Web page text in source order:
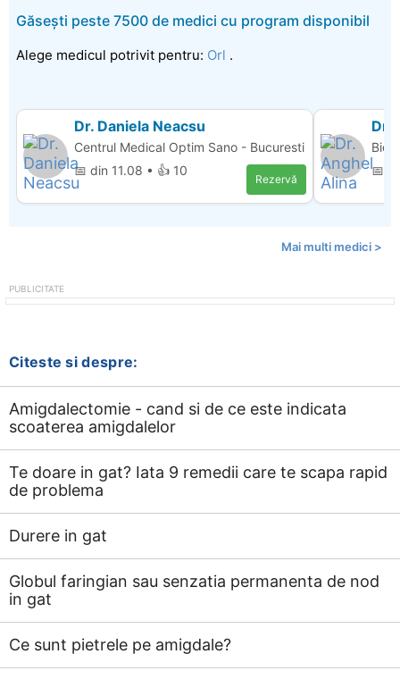
Găsești peste 7500 de medici cu program disponibil
Alege medicul potrivit pentru: Orl .
Dr. Daniela Neacsu
Centrul Medical Optim Sano - Bucuresti
📅 din 11.08 • 👍 10
Rezervă
Dr.
Bio
📅
Mai multi medici >
Citeste si despre:
Amigdalectomie - cand si de ce este indicata
scoaterea amigdalelor
Te doare in gat? Iata 9 remedii care te scapa rapid
de problema
Durere in gat
Globul faringian sau senzatia permanenta de nod
in gat
Ce sunt pietrele pe amigdale?